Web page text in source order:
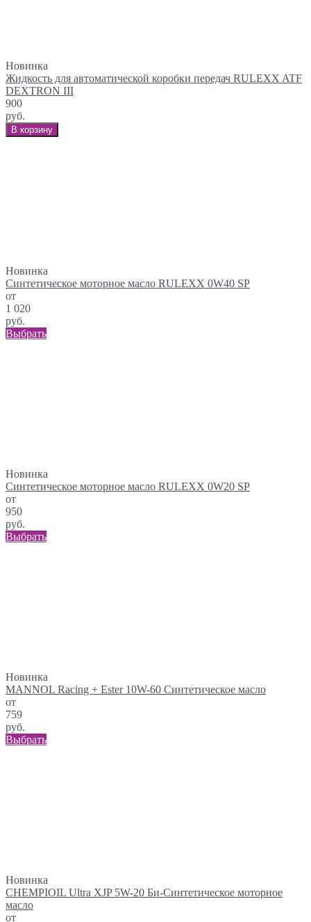
Новинка
Жидкость для автоматической коробки передач RULEXX ATF
DEXTRON III
900
руб.
В корзину
Новинка
Синтетическое моторное масло RULEXX 0W40 SP
от
1 020
руб.
Выбрать
Новинка
Синтетическое моторное масло RULEXX 0W20 SP
от
950
руб.
Выбрать
Новинка
MANNOL Racing + Ester 10W-60 Синтетическое масло
от
759
руб.
Выбрать
Новинка
CHEMPIOIL Ultra XJP 5W-20 Би-Синтетическое моторное
масло
от